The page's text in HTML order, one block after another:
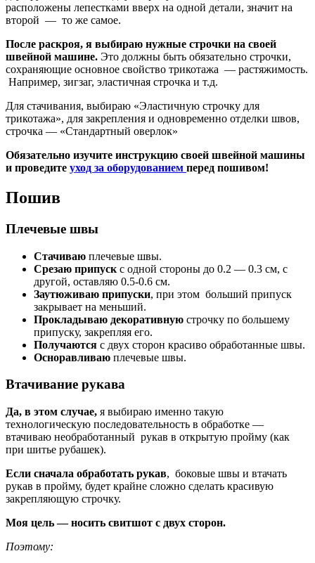
расположены лепестками вверх на одной детали, значит на
второй — то же самое.
После раскроя, я выбираю нужные строчки на своей
швейной машине. Это должны быть обязательно строчки,
сохраняющие основное свойство трикотажа — растяжимость.
Например, зигзаг, эластичная строчка и т.д.
Для стачивания, выбираю «Эластичную строчку для
трикотажа», для закрепления и одновременно отделки швов,
строчка — «Стандартный оверлок»
Обязательно изучите инструкцию своей швейной машины
и проведите уход за оборудованием перед пошивом!
Пошив
Плечевые швы
Стачиваю плечевые швы.
Срезаю припуск с одной стороны до 0.2 — 0.3 см, с
другой, оставляю 0.5-0.6 см.
Заутюживаю припуски, при этом больший припуск
закрывает на меньший.
Прокладываю декоративную строчку по большему
припуску, закрепляя его.
Получаются с двух сторон красиво обработанные швы.
Осноравливаю плечевые швы.
Втачивание рукава
Да, в этом случае, я выбираю именно такую
технологическую последовательность в обработке —
втачиваю необработанный рукав в открытую пройму (как
при шитье рубашек).
Если сначала обработать рукав, боковые швы и втачать
рукав в пройму, будет крайне сложно сделать красивую
закрепляющую строчку.
Моя цель — носить свитшот с двух сторон.
Поэтому: